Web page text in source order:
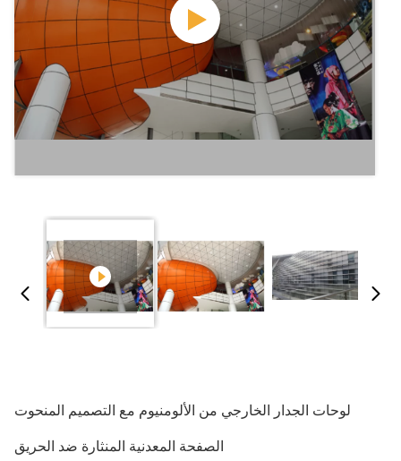
لوحات الجدار الخارجي من الألومنيوم مع التصميم المنحوت
الصفحة المعدنية المنثارة ضد الحريق